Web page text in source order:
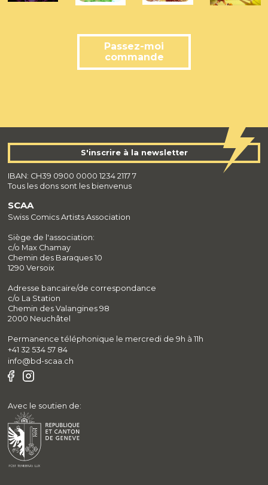
Passez-moi
commande
SCAA
Swiss Comics Artists Association
Siège de l'association:
c/o Max Chamay
Chemin des Baraques 10
1290 Versoix
Adresse bancaire/de correspondance
c/o La Station
Chemin des Valangines 98
2000 Neuchâtel
Permanence téléphonique le mercredi de 9h à 11h
+41 32 534 57 84
info@bd-scaa.ch
Avec le soutien de:
S'inscrire à la newsletter
IBAN: CH39 0900 0000 1234 2117 7
Tous les dons sont les bienvenus